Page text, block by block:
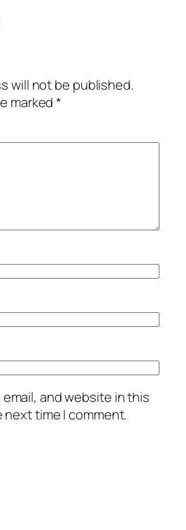
will not be published.
marked*
email, and website in this
time I comment.